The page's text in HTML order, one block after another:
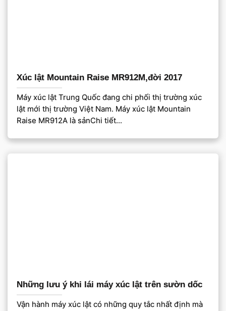
Xúc lật Mountain Raise MR912M,đời 2017
Máy xúc lật Trung Quốc đang chi phối thị trường xúc
lật mới thị trường Việt Nam. Máy xúc lật Mountain
Raise MR912A là sảnChi tiết...
Những lưu ý khi lái máy xúc lật trên sườn dốc
Vận hành máy xúc lật có những quy tắc nhất định mà